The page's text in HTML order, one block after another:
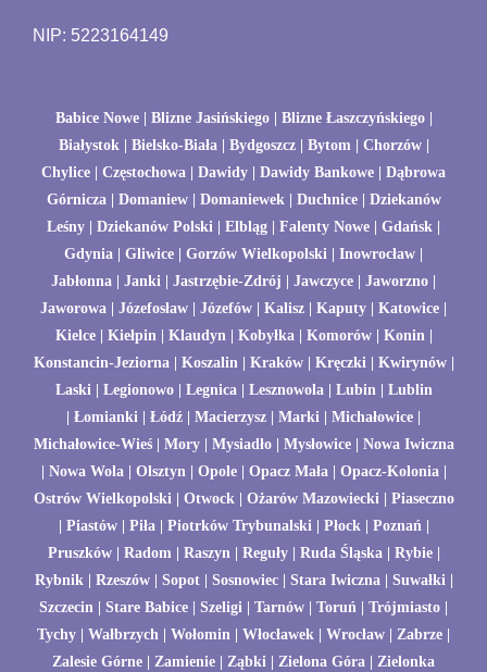
NIP: 5223164149
Babice Nowe| Blizne Jasińskiego | Blizne Łaszczyńskiego |
Białystok| Bielsko-Biała| Bydgoszcz| Bytom| Chorzów|
Chylice | Częstochowa | Dawidy | Dawidy Bankowe | Dąbrowa
Górnicza| Domaniew | Domaniewek | Duchnice | Dziekanów
Leśny | Dziekanów Polski | Elbląg | Falenty Nowe | Gdańsk
Gdynia
Gliwice Gorzów Wielkopolski Inowrocław
Jabłonna
Janki Jastrzębie-Zdrój | Jawczyce | Jaworzno
Jaworowa | Józefosław Józefów Kalisz | Kaputy | Katowice
Kielce| Kiełpin | Klaudyn | Kobyłka | Komorów | Konin|
Konstancin-Jeziorna | Koszalin| Kraków| Kręczki | Kwirynów |
Laski| Legionowo | Legnica| Lesznowola | Lubin| Lublin
| Łomianki | Łódź | Macierzysz | Marki Michałowice
Michałowice-Wieś| Mory| Mysiadło| Mysłowice| Nowa Iwiczna
Nowa Wola| Olsztyn| Opole| Opacz Mała| Opacz-Kolonia|
Ostrów Wielkopolski| Otwock | Ożarów Mazowiecki| Piaseczno
Piastów| Piła| Piotrków Trybunalski| Płock| Poznań|
Pruszków| Radom| Raszyn| Reguły | Ruda Śląska| Rybie |
Rybnik| Rzeszów| Sopot| Sosnowiec| Stara Iwiczna | Suwałki|
Szczecin | Stare Babice | Szeligi | Tarnów Toruń Trójmiasto
Tychy
Wałbrzych | Wołomin | Włocławek Wrocław Zabrze
Zalesie Górne | Zamienie | Ząbki Zielona Góra Zielonka